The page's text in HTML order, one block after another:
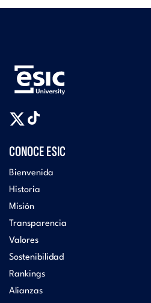
CONOCE ESIC
Bienvenida
Historia
Misión
Transparencia
Valores
Sostenibilidad
Rankings
Alianzas